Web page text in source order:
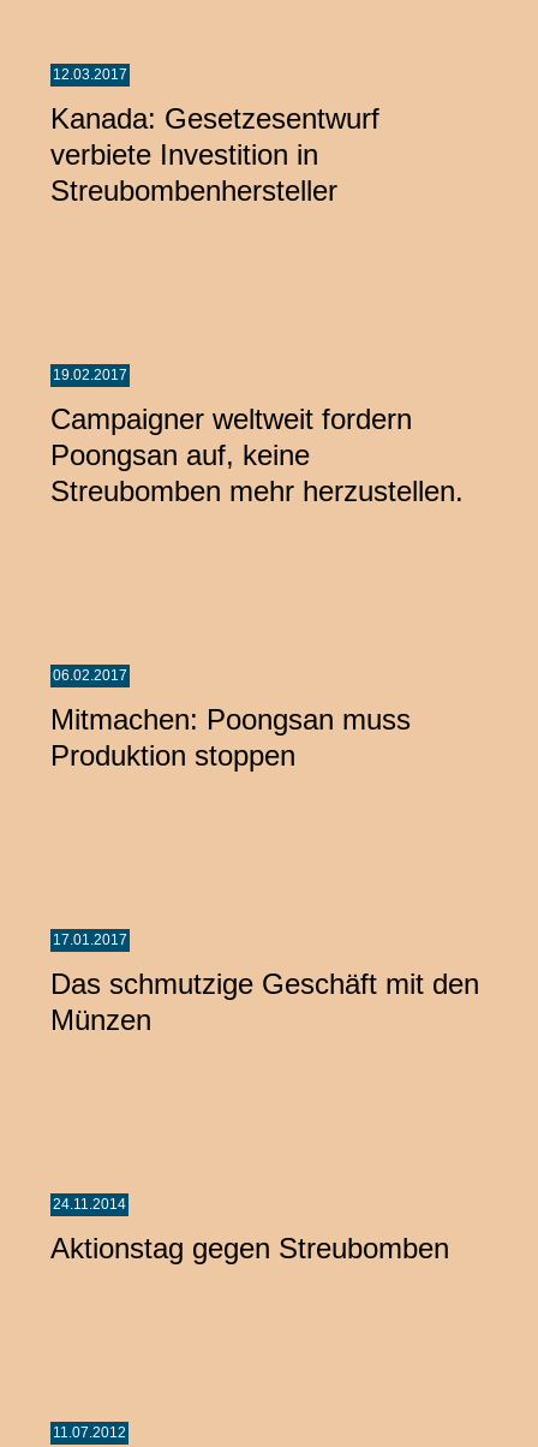
12.03.2017
Kanada: Gesetzesentwurf
verbiete Investition in
Streubombenhersteller
19.02.2017
Campaigner weltweit fordern
Poongsan auf, keine
Streubomben mehr herzustellen.
06.02.2017
Mitmachen: Poongsan muss
Produktion stoppen
17.01.2017
Das schmutzige Geschäft mit den
Münzen
24.11.2014
Aktionstag gegen Streubomben
11.07.2012